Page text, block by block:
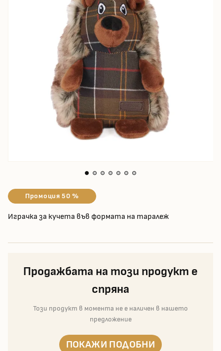
Промоция 50 %
Играчка за кучета във формата на таралеж
Продажбата на този продукт е
спряна
Този продукт в момента не е наличен в нашето
предложение
ПОКАЖИ ПОДОБНИ